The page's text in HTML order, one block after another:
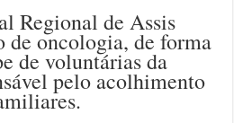
Regional de Assis
de oncologia, de forma
de voluntárias da
pelo acolhimento